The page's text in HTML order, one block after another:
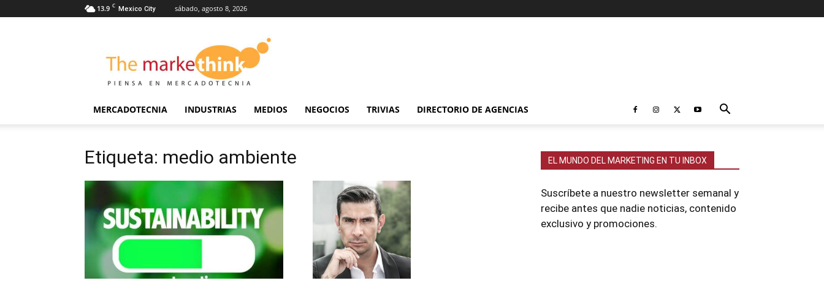
13.9 C Mexico City sábado, agosto 8, 2026
Markethink
MERCADOTECNIA INDUSTRIAS MEDIOS NEGOCIOS TRIVIAS DIRECTORIO DE AGENCIAS
Etiqueta: medio ambiente EL MUNDO DEL MARKETING EN TU INBOX
Suscríbete a nuestro newsletter semanal y
recibe antes que nadie noticias, contenido
exclusivo y promociones.